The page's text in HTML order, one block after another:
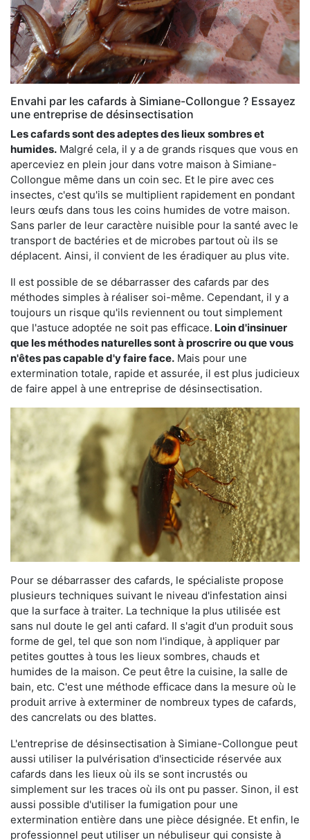
Envahi par les cafards à Simiane-Collongue ? Essayez
une entreprise de désinsectisation
Les cafards sont des adeptes des lieux sombres et
humides. Malgré cela, il y a de grands risques que vous en
aperceviez en plein jour dans votre maison à Simiane-
Collongue même dans un coin sec. Et le pire avec ces
insectes, c'est qu'ils se multiplient rapidement en pondant
leurs œufs dans tous les coins humides de votre maison.
Sans parler de leur caractère nuisible pour la santé avec le
transport de bactéries et de microbes partout où ils se
déplacent. Ainsi, il convient de les éradiquer au plus vite.
Il est possible de se débarrasser des cafards par des
méthodes simples à réaliser soi-même. Cependant, il y a
toujours un risque qu'ils reviennent ou tout simplement
que l'astuce adoptée ne soit pas efficace. Loin d'insinuer
que les méthodes naturelles sont à proscrire ou que vous
n'êtes pas capable d'y faire face. Mais pour une
extermination totale, rapide et assurée, il est plus judicieux
de faire appel à une entreprise de désinsectisation.
Pour se débarrasser des cafards, le spécialiste propose
plusieurs techniques suivant le niveau d'infestation ainsi
que la surface à traiter. La technique la plus utilisée est
sans nul doute le gel anti cafard. Il s'agit d'un produit sous
forme de gel, tel que son nom l'indique, à appliquer par
petites gouttes à tous les lieux sombres, chauds et
humides de la maison. Ce peut être la cuisine, la salle de
bain, etc. C'est une méthode efficace dans la mesure où le
produit arrive à exterminer de nombreux types de cafards,
des cancrelats ou des blattes.
L'entreprise de désinsectisation à Simiane-Collongue peut
aussi utiliser la pulvérisation d'insecticide réservée aux
cafards dans les lieux où ils se sont incrustés ou
simplement sur les traces où ils ont pu passer. Sinon, il est
aussi possible d'utiliser la fumigation pour une
extermination entière dans une pièce désignée. Et enfin, le
professionnel peut utiliser un nébuliseur qui consiste à